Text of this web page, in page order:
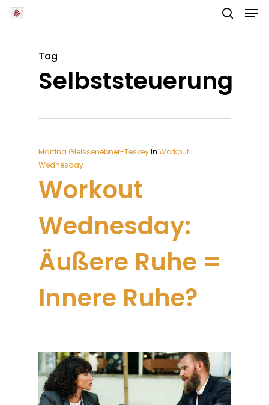
Skip
Tag
Selbststeuerung
Martina Gleissenebner-TeskeyIn Workout
Wednesday
Workout
Wednesday:
Äußere Ruhe =
Innere Ruhe?